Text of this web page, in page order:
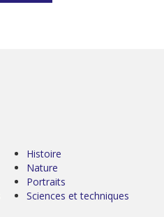
Histoire
Nature
Portraits
Sciences et techniques